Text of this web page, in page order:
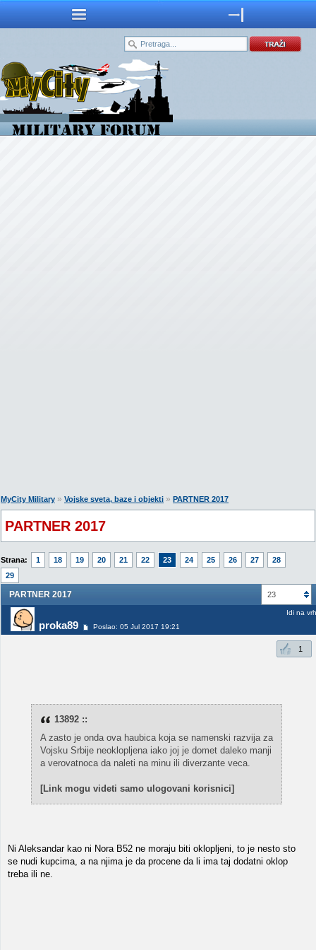
MyCity Military » Vojske sveta, baze i objekti » PARTNER 2017
PARTNER 2017
Strana: 1 18 19 20 21 22 23 24 25 26 27
28
29
23
PARTNER 2017
proka89 Poslao: 05 Jul 2017 19:21
Idi na vrh
1
13892 ::
A zasto je onda ova haubica koja se namenski razvija za
Vojsku Srbije neoklopljena iako joj je domet daleko manji
a verovatnoca da naleti na minu ili diverzante veca.
[Link mogu videti samo ulogovani korisnici]
Ni Aleksandar kao ni Nora B52 ne moraju biti oklopljeni, to je nesto sto
se nudi kupcima, a na njima je da procene da li ima taj dodatni oklop
treba ili ne.